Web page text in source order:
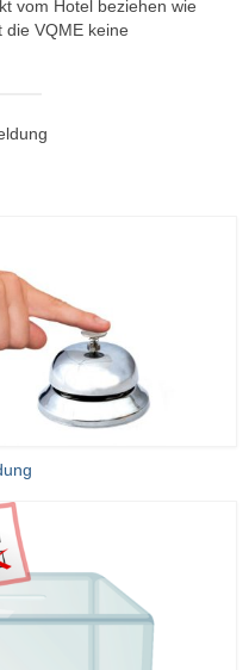
vom Hotel beziehen wie
VQME keine